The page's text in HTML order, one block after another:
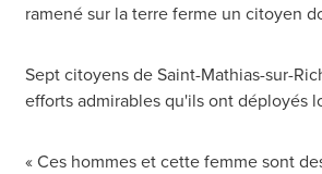
ramené sur la terre ferme un citoyen
Sept citoyens deSaint-Mathias-sur-
efforts admirables qu'ils ont déployés
« Ces hommes et cette femme sont